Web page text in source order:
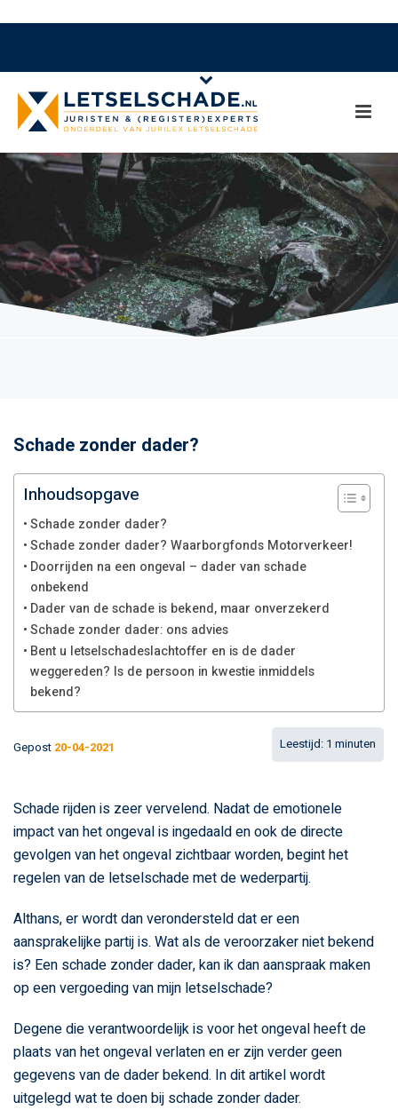
Schade zonder dader?
Inhoudsopgave
Schade zonder dader?
Schade zonder dader? Waarborgfonds Motorverkeer!
Doorrijden na een ongeval – dader van schade
onbekend
Dader van de schade is bekend, maar onverzekerd
Schade zonder dader: ons advies
Bent u letselschadeslachtoffer en is de dader
weggereden? Is de persoon in kwestie inmiddels
bekend?
Gepost 20-04-2021
Schade rijden is zeer vervelend. Nadat de emotionele
impact van het ongeval is ingedaald en ook de directe
gevolgen van het ongeval zichtbaar worden, begint het
regelen van de letselschade met de wederpartij.
Althans, er wordt dan verondersteld dat er een
aansprakelijke partij is. Wat als de veroorzaker niet bekend
is? Een schade zonder dader, kan ik dan aanspraak maken
op een vergoeding van mijn letselschade?
Degene die verantwoordelijk is voor het ongeval heeft de
plaats van het ongeval verlaten en er zijn verder geen
gegevens van de dader bekend. In dit artikel wordt
uitgelegd wat te doen bij schade zonder dader.